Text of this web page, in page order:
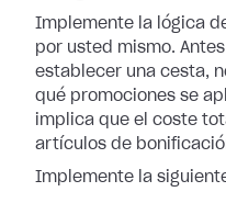
Implemente la lógica
por usted mismo.
establecer una cesta,
qué promociones se
implica que el coste
artículos de
Implemente la